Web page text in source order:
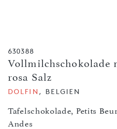
630388
Vollmilchschokolade
rosa Salz
Tafelschokolade, Petits
Andes
DOLFIN , BELGIEN